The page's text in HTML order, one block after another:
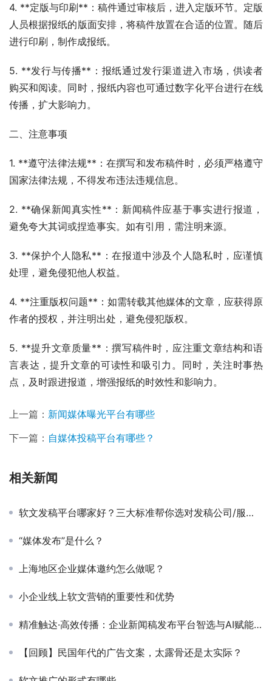
4. **定版与印刷**：稿件通过审核后，进入定版环节。定版
人员根据报纸的版面安排，将稿件放置在合适的位置。随后
进行印刷，制作成报纸。
5. **发行与传播**：报纸通过发行渠道进入市场，供读者
购买和阅读。同时，报纸内容也可通过数字化平台进行在线
传播，扩大影响力。
二、注意事项
1. **遵守法律法规**：在撰写和发布稿件时，必须严格遵守
国家法律法规，不得发布违法违规信息。
2. **确保新闻真实性**：新闻稿件应基于事实进行报道，
避免夸大其词或捏造事实。如有引用，需注明来源。
3. **保护个人隐私**：在报道中涉及个人隐私时，应谨慎
处理，避免侵犯他人权益。
4. **注重版权问题**：如需转载其他媒体的文章，应获得原
作者的授权，并注明出处，避免侵犯版权。
5. **提升文章质量**：撰写稿件时，应注重文章结构和语
言表达，提升文章的可读性和吸引力。同时，关注时事热
点，及时跟进报道，增强报纸的时效性和影响力。
上一篇： 新闻媒体曝光平台有哪些
下一篇： 自媒体投稿平台有哪些？
相关新闻
软文发稿平台哪家好？三大标准帮你选对发稿公司/服务商
“媒体发布”是什么？
上海地区企业媒体邀约怎么做呢？
小企业线上软文营销的重要性和优势
精准触达·高效传播：企业新闻稿发布平台智选与AI赋能解决方案
【回顾】民国年代的广告文案，太露骨还是太实际？